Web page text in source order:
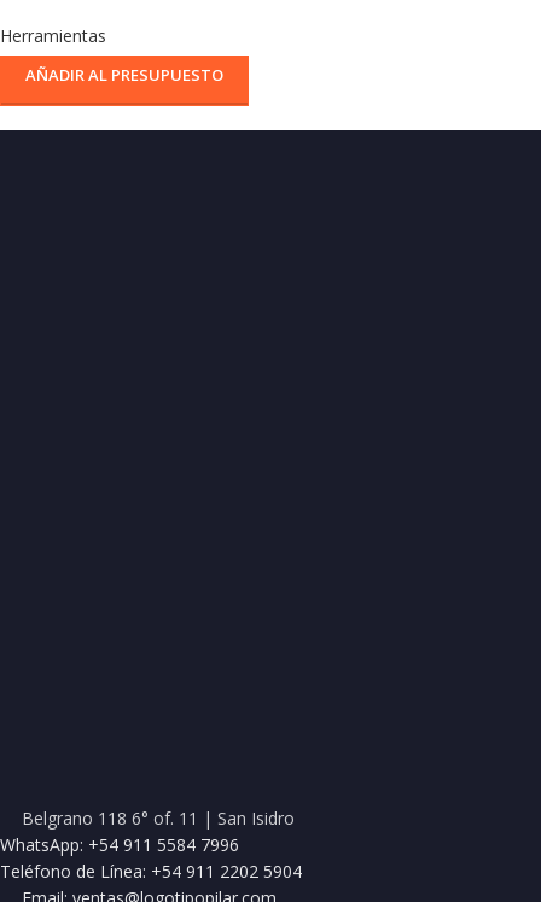
Herramientas
AÑADIR AL PRESUPUESTO
Belgrano 118 6° of. 11 | San Isidro
WhatsApp: +54 911 5584 7996
Teléfono de Línea: +54 911 2202 5904